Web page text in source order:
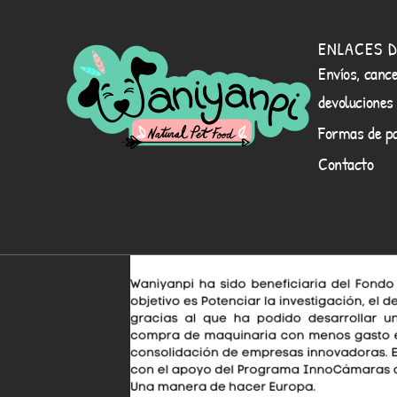
ENLACES
Envíos,
devoluciones
Formas de
Contacto